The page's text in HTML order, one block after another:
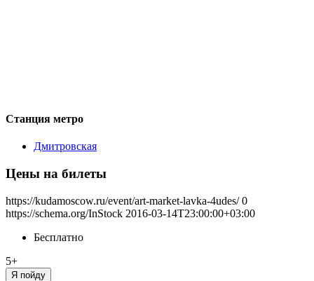
Станция метро
Дмитровская
Цены на билеты
https://kudamoscow.ru/event/art-market-lavka-4udes/ 0
https://schema.org/InStock 2016-03-14T23:00:00+03:00
Бесплатно
5+
Я пойду